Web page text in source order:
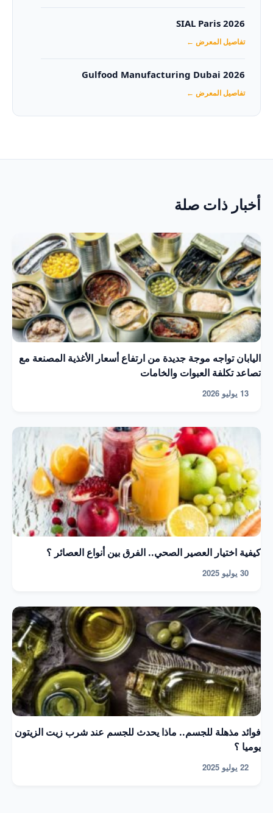
SIAL Paris 2026
تفاصيل المعرض ←
Gulfood Manufacturing Dubai 2026‏
تفاصيل المعرض ←
أخبار ذات صلة
اليابان تواجه موجة جديدة من ارتفاع أسعار الأغذية المصنعة مع
تصاعد تكلفة العبوات والخامات
13 يوليو 2026
كيفية اختيار العصير الصحي.. الفرق بين أنواع العصائر ؟
30 يوليو 2025
فوائد مذهلة للجسم.. ماذا يحدث للجسم عند شرب زيت الزيتون
يوميا ؟
22 يوليو 2025